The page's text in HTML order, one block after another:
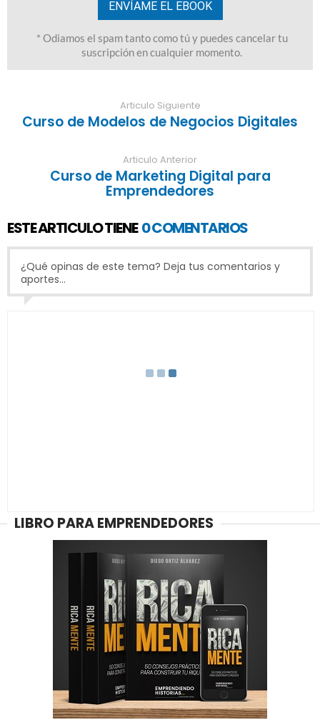
Articulo Siguiente
Curso de Modelos de Negocios Digitales
Articulo Anterior
Curso de Marketing Digital para
Emprendedores
ESTE ARTICULO TIENE 0 COMENTARIOS
¿Qué opinas de este tema? Deja tus comentarios y
aportes...
LIBRO PARA EMPRENDEDORES